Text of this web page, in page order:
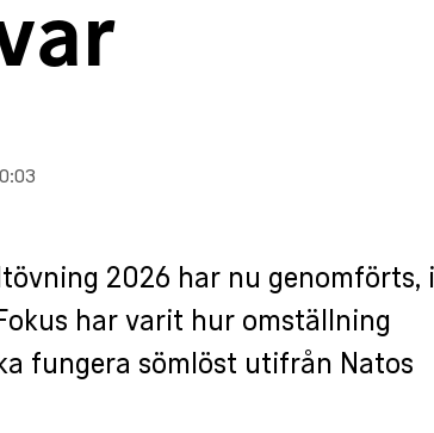
2026 har nu genomförts, i
har varit hur omställning
fungera sömlöst utifrån Natos